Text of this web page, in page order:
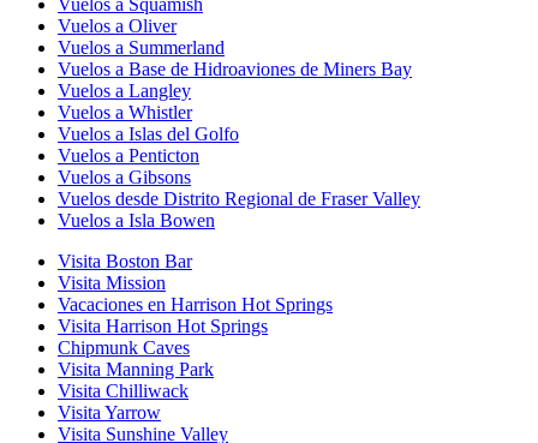
Vuelos a Squamish
Vuelos a Oliver
Vuelos a Summerland
Vuelos a Base de Hidroaviones de Miners Bay
Vuelos a Langley
Vuelos a Whistler
Vuelos a Islas del Golfo
Vuelos a Penticton
Vuelos a Gibsons
Vuelos desde Distrito Regional de Fraser Valley
Vuelos a Isla Bowen
Visita Boston Bar
Visita Mission
Vacaciones en Harrison Hot Springs
Visita Harrison Hot Springs
Chipmunk Caves
Visita Manning Park
Visita Chilliwack
Visita Yarrow
Visita Sunshine Valley